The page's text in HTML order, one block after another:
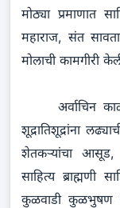
मोठ्या प्रमाणात
महाराज, संत
मोलाची कामगीरी
अर्वाचिन
शूद्रातिशूद्रांना
शेतकऱ्यांचा आसूड,
साहित्य ब्राह्मणी
कुळवाडी कुळभुषण